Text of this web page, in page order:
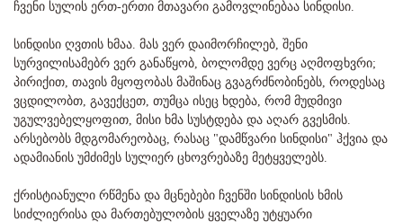
ჩვენი სულის ერთ-ერთი მთავარი გამოვლინებაა სინდისი.
სინდისი ღვთის ხმაა. მას ვერ დაიმორჩილებ, შენი
სურვილისამებრ ვერ განაწყობ, ბოლომდე ვერც აღმოფხვრი;
პირიქით, თავის მყოფობას მაშინაც გვაგრძნობინებს, როდესაც
ვცდილობთ, გავექცეთ, თუმცა ისეც ხდება, რომ მუდმივი
უგულვებელყოფით, მისი ხმა სუსტდება და აღარ გვესმის.
არსებობს მდგომარეობაც, რასაც "დამწვარი სინდისი" ჰქვია და
ადამიანის უმძიმეს სულიერ ცხოვრებაზე მეტყველებს.
ქრისტიანული რწმენა და მცნებები ჩვენში სინდისის ხმის
სიძლიერისა და მართებულობის ყველაზე უტყუარი